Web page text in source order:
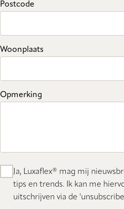
Postcode
Woonplaats
Opmerking
Ja, Luxaflex® mag mij
tips en trends. Ik kan me
uitschrijven via de